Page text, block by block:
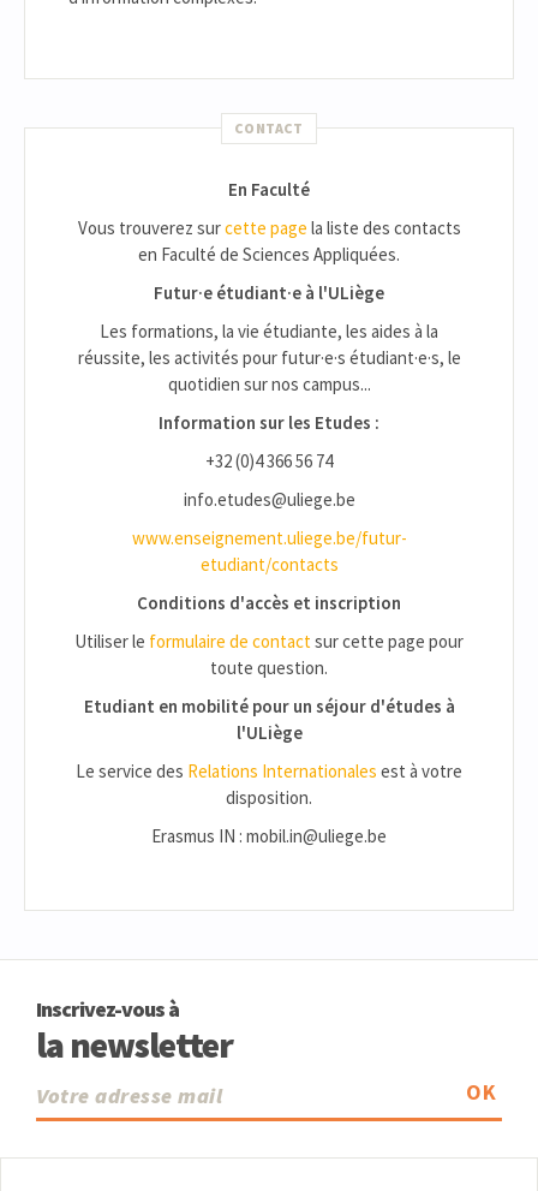
CONTACT
En Faculté
Vous trouverez surcette page la liste des contacts
en Faculté de Sciences Appliquées.
Futur·e étudiant·e à l'ULiège
Les formations, la vie étudiante, les aides à la
réussite, les activités pour futur·e·s étudiant·e·s, le
quotidien sur nos campus...
Information sur les Etudes :
+32 (0)4 366 56 74
info.etudes@uliege.be
www.enseignement.uliege.be/futur-
etudiant/contacts
Conditions d'accès et inscription
Utiliser le formulaire de contactsur cette page pour
toute question.
Etudiant en mobilité pour un séjour d'études à
l'ULiège
Le service des Relations Internationales est à votre
disposition.
Erasmus IN : mobil.in@uliege.be
Inscrivez-vous à
la newsletter
OK